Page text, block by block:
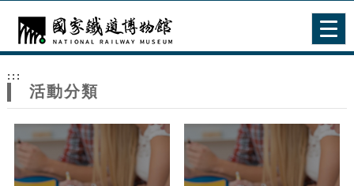
網
站
主
題
:::
活動分類